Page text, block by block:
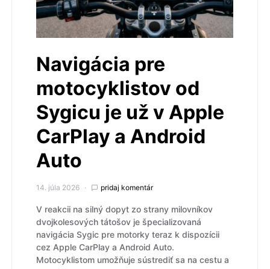
Navigácia pre
motocyklistov od
Sygicu je už v Apple
CarPlay a Android
Auto
14. júla 2026 pridaj komentár
V reakcii na silný dopyt zo strany milovníkov
dvojkolesových tátošov je špecializovaná
navigácia Sygic pre motorky teraz k dispozícii
cez Apple CarPlay a Android Auto.
Motocyklistom umožňuje sústrediť sa na cestu a